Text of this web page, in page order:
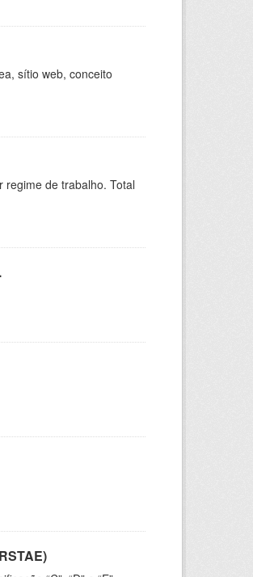
sítio web, conceito
regime de trabalho. Total